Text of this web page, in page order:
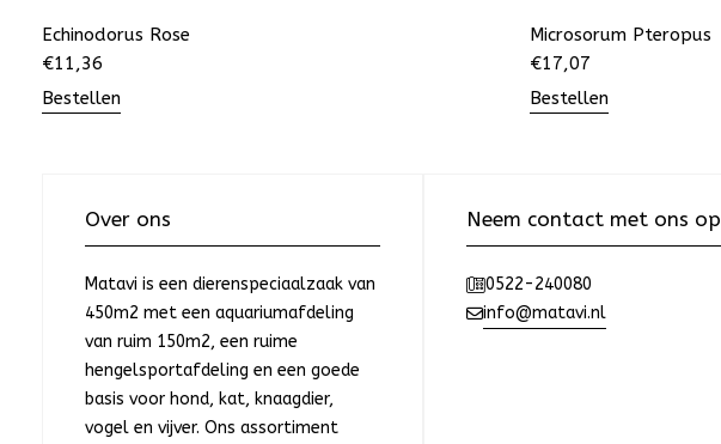
Echinodorus Rose
€11,36
Bestellen
Microsorum Pteropus
€17,07
Bestellen
Over ons
Matavi is een dierenspeciaalzaak van
450m2 met een aquariumafdeling
van ruim 150m2, een ruime
hengelsportafdeling en een goede
basis voor hond, kat, knaagdier,
vogel en vijver. Ons assortiment
Neem contact met ons op
0522-240080
info@matavi.nl